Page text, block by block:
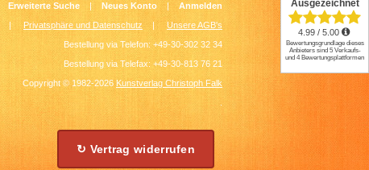
Erweiterte Suche | Neues Konto | Anmelden
| Privatsphäre und Datenschutz |Unsere AGB's
Bestellung via Telefon: +49-30-302 32 34
Bestellung via Telefax: +49-30-813 76 21
Copyright © 1982-2026 Kunstverlag Christoph Falk
↻ Vertrag widerrufen